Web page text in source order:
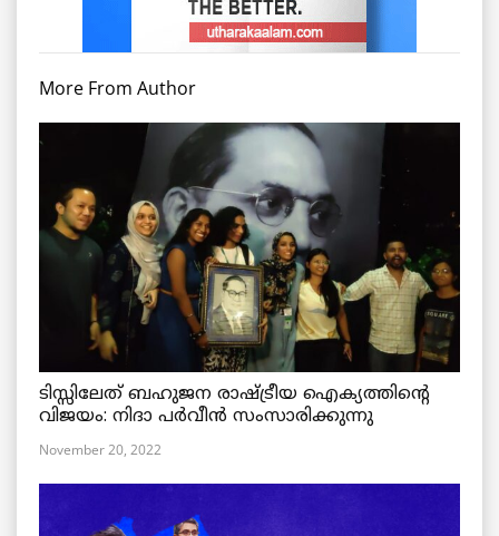
More From Author
ടിസ്സിലേത് ബഹുജന രാഷ്ട്രീയ ഐക്യത്തിന്റെ
വിജയം: നിദാ പർവീൻ സംസാരിക്കുന്നു
November 20, 2022